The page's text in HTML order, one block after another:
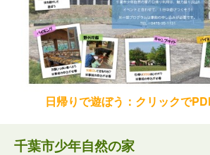
日帰りで遊ぼう：クリックで
千葉市少年自然の家